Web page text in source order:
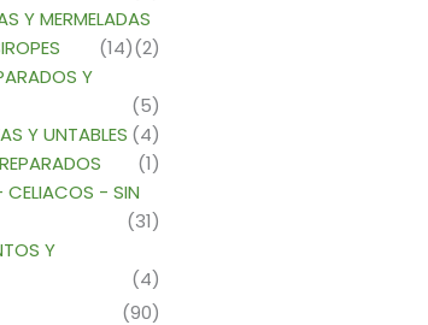
Y MERMELADAS
(2)
(14)
Y
(5)
Y UNTABLES (4)
(1)
CELIACOS - SIN
(31)
Y
(4)
(90)